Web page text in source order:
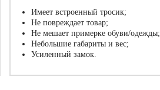
Имеет встроенный тросик;
Не повреждает товар;
Не мешает примерке обуви/одежды;
Небольшие габариты и вес;
Усиленный замок.